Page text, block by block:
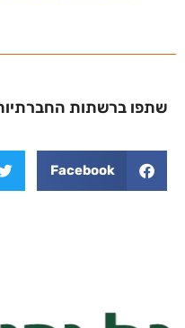
ברשתות החברתיות:
Facebook